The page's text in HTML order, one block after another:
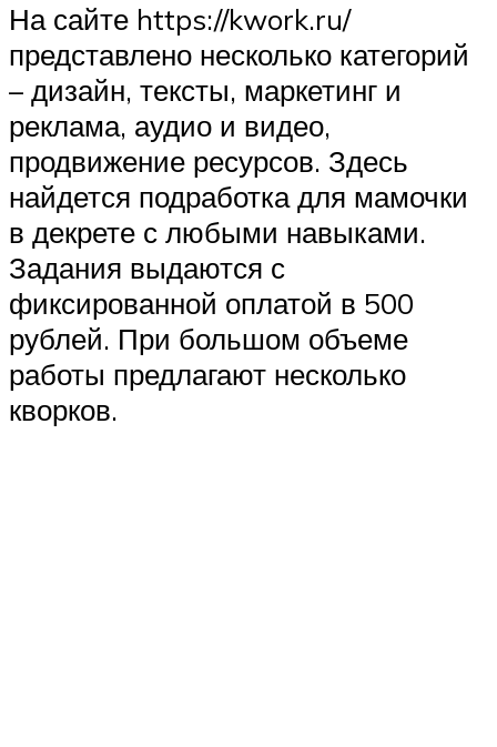
На сайте https://kwork.ru/
представлено несколько категорий
– дизайн, тексты, маркетинг и
реклама, аудио и видео,
продвижение ресурсов. Здесь
найдется подработка для мамочки
в декрете с любыми навыками.
Задания выдаются с
фиксированной оплатой в 500
рублей. При большом объеме
работы предлагают несколько
кворков.